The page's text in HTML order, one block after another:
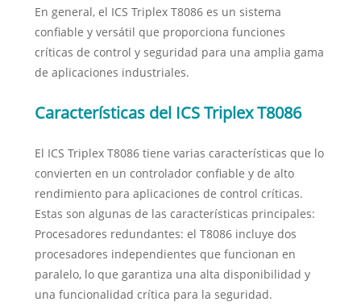
En general, el ICS Triplex T8086 es un sistema
confiable y versátil que proporciona funciones
críticas de control y seguridad para una amplia gama
de aplicaciones industriales.
Características del ICS Triplex T8086
El ICS Triplex T8086 tiene varias características que lo
convierten en un controlador confiable y de alto
rendimiento para aplicaciones de control críticas.
Estas son algunas de las características principales:
Procesadores redundantes: el T8086 incluye dos
procesadores independientes que funcionan en
paralelo, lo que garantiza una alta disponibilidad y
una funcionalidad crítica para la seguridad.